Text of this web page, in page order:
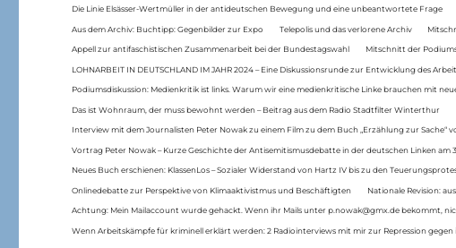
Die Linie Elsässer-Wertmüller in der antideutschen Bewegung und eine unbeantwortete Frage
Aus dem Archiv: Buchtipp: Gegenbilder zur Expo Telepolis und das verlorene Archiv
Appell zur antifaschistischen Zusammenarbeit bei der Bundestagswahl Mitschnitt der
LOHNARBEIT IN DEUTSCHLAND IM JAHR 2024 – Eine Diskussionsrunde zur Entwicklung des
Podiumsdiskussion: Medienkritik ist links. Warum wir eine medienkritische Linke brauchen mit
Das ist Wohnraum, der muss bewohnt werden – Beitrag aus dem Radio Stadtfilter Winterthur
Interview mit dem Journalisten Peter Nowak zu einem Film zu dem Buch „Erzählung zur Sache“
Vortrag Peter Nowak – Kurze Geschichte der Antisemitismusdebatte in der deutschen Linken am
Neues Buch erschienen: KlassenLos – Sozialer Widerstand von Hartz IV bis zu den
Onlinedebatte zur Perspektive von Klimaaktivistmus und Beschäftigten Nationale Revision:
Achtung: Mein Mailaccount wurde gehackt. Wenn ihr Mails unter p.nowak@gmx.de bekommt,
Wenn Arbeitskämpfe für kriminell erklärt werden: 2 Radiointerviews mit mir zur Repression gegen